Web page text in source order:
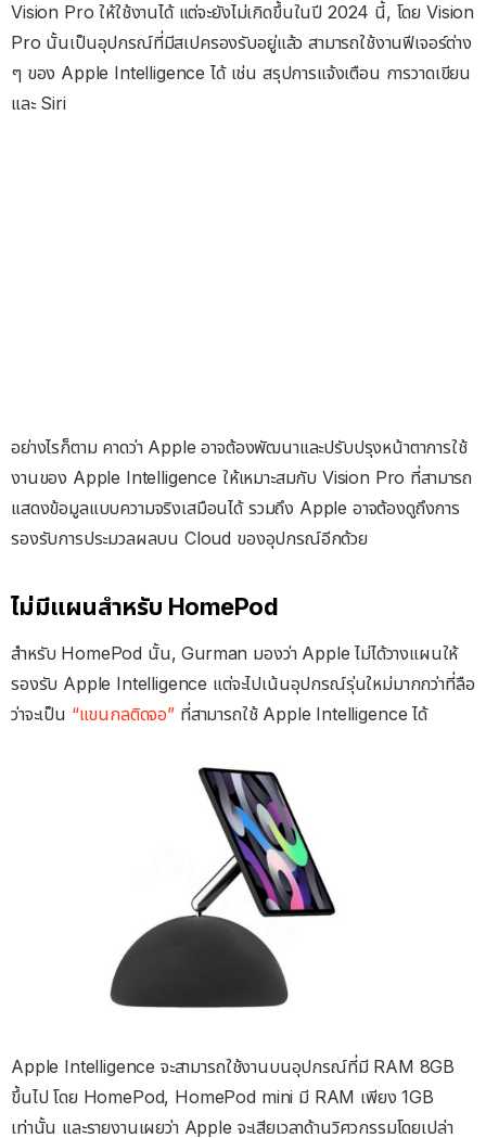
Vision Pro ให้ใช้งานได้ แต่จะยังไม่เกิดขึ้นในปี 2024 นี้, โดย Vision
Pro นั้นเป็นอุปกรณ์ที่มีสเปครองรับอยู่แล้ว สามารถใช้งานฟีเจอร์ต่าง
ๆ ของ Apple Intelligence ได้ เช่น สรุปการแจ้งเตือน การวาดเขียน
และ Siri
อย่างไรก็ตาม คาดว่า Apple อาจต้องพัฒนาและปรับปรุงหน้าตาการใช้
งานของ Apple Intelligence ให้เหมาะสมกับ Vision Pro ที่สามารถ
แสดงข้อมูลแบบความจริงเสมือนได้ รวมถึง Apple อาจต้องดูถึงการ
รองรับการประมวลผลบน Cloud ของอุปกรณ์อีกด้วย
ไม่มีแผนสำหรับ HomePod
สำหรับ HomePod นั้น, Gurman มองว่า Apple ไม่ได้วางแผนให้
รองรับ Apple Intelligence แต่จะไปเน้นอุปกรณ์รุ่นใหม่มากกว่าที่ลือ
ว่าจะเป็น “แขนกลติดจอ”ที่สามารถใช้ Apple Intelligence ได้
Apple Intelligence จะสามารถใช้งานบนอุปกรณ์ที่มี RAM 8GB
ขึ้นไป โดย HomePod, HomePod mini มี RAM เพียง 1GB
เท่านั้น และรายงานเผยว่า Apple จะเสียเวลาด้านวิศวกรรมโดยเปล่า